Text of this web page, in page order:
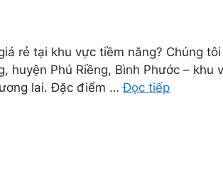
rẻ tại khu vực tiềm năng? Chúng
huyện Phú Riềng, Bình Phước – khu
lai. Đặc điểm …Đọc tiếp